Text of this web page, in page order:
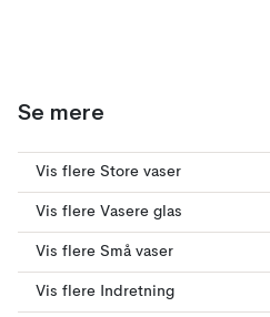
Se mere
Vis flere Store vaser
Vis flere Vasere glas
Vis flere Små vaser
Vis flere Indretning